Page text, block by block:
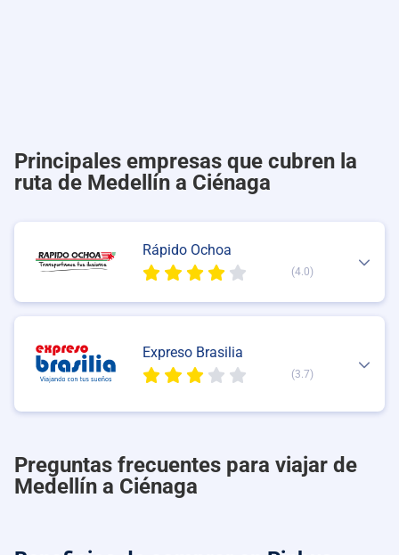
Principales empresas que cubren la
ruta de Medellín a Ciénaga
Rápido Ochoa
(4.0)
Expreso Brasilia
(3.7)
Preguntas frecuentes para viajar de
Medellín a Ciénaga